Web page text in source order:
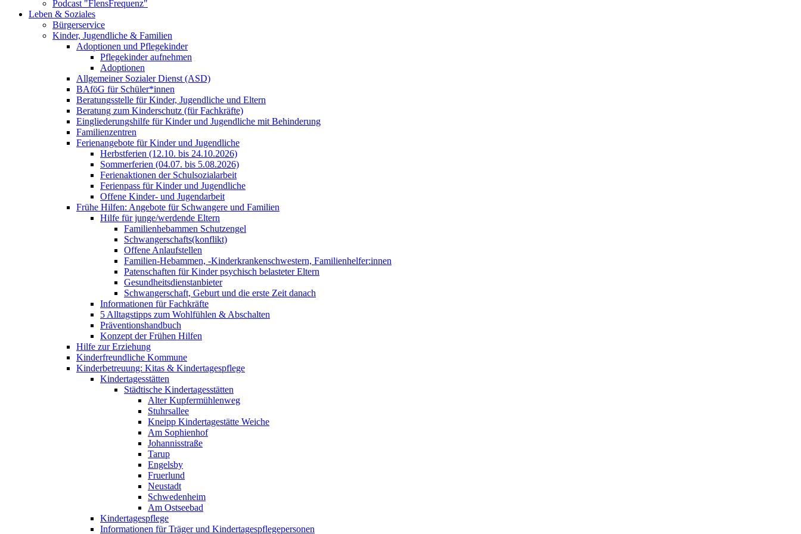
Podcast "FlensFrequenz"
Leben & Soziales
Bürgerservice
Kinder, Jugendliche & Familien
Adoptionen und Pflegekinder
Pflegekinder aufnehmen
Adoptionen
Allgemeiner Sozialer Dienst (ASD)
BAföG für Schüler*innen
Beratungsstelle für Kinder, Jugendliche und Eltern
Beratung zum Kinderschutz (für Fachkräfte)
Eingliederungshilfe für Kinder und Jugendliche mit Behinderung
Familienzentren
Ferienangebote für Kinder und Jugendliche
Herbstferien (12.10. bis 24.10.2026)
Sommerferien (04.07. bis 5.08.2026)
Ferienaktionen der Schulsozialarbeit
Ferienpass für Kinder und Jugendliche
Offene Kinder- und Jugendarbeit
Frühe Hilfen: Angebote für Schwangere und Familien
Hilfe für junge/werdende Eltern
Familienhebammen Schutzengel
Schwangerschafts(konflikt)
Offene Anlaufstellen
Familien-Hebammen, -Kinderkrankenschwestern, Familienhelfer:innen
Patenschaften für Kinder psychisch belasteter Eltern
Gesundheitsdienstanbieter
Schwangerschaft, Geburt und die erste Zeit danach
Informationen für Fachkräfte
5 Alltagstipps zum Wohlfühlen & Abschalten
Präventionshandbuch
Konzept der Frühen Hilfen
Hilfe zur Erziehung
Kinderfreundliche Kommune
Kinderbetreuung: Kitas & Kindertagespflege
Kindertagesstätten
Städtische Kindertagesstätten
Alter Kupfermühlenweg
Stuhrsallee
Kneipp Kindertagestätte Weiche
Am Sophienhof
Johannisstraße
Tarup
Engelsby
Fruerlund
Neustadt
Schwedenheim
Am Ostseebad
Kindertagespflege
Informationen für Träger und Kindertagespflegepersonen